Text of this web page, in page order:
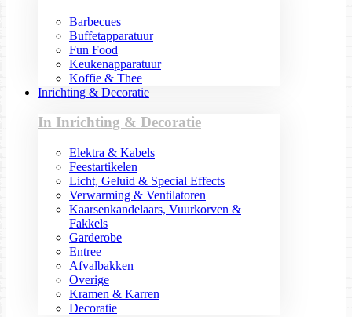
Barbecues
Buffetapparatuur
Fun Food
Keukenapparatuur
Koffie & Thee
Inrichting & Decoratie
In Inrichting & Decoratie
Elektra & Kabels
Feestartikelen
Licht, Geluid & Special Effects
Verwarming & Ventilatoren
Kaarsenkandelaars, Vuurkorven &
Fakkels
Garderobe
Entree
Afvalbakken
Overige
Kramen & Karren
Decoratie